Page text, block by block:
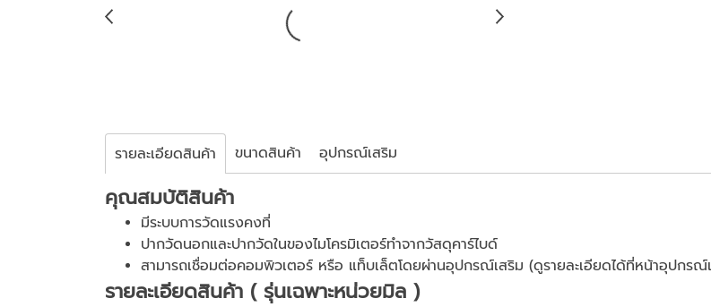
รายละเอียดสินค้า ขนาดสินค้า อุปกรณ์เสริม
คุณสมบัติสินค้า
มีระบบการวัดแรงคงที่
ปากวัดนอกและปากวัดในของไมโครมิเตอร์ทำจากวัสดุคาร์ไบด์
สามารถเชื่อมต่อคอมพิวเตอร์ หรือ แท็บเล็ตโดยผ่านอุปกรณ์เสริม (ดูรายละเอียดได้ที่หน้าอุปกรณ์
รายละเอียดสินค้า ( รุ่นเฉพาะหน่วยมิล )